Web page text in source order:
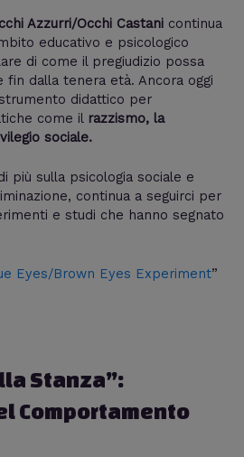
Azzurri/Occhi Castani continua
educativo e psicologico
di come il pregiudizio possa
dalla tenera età. Ancora oggi
didattico per
come il razzismo, la
sociale.
più sulla psicologia sociale e
continua a seguirci per
e studi che hanno segnato
Eyes/Brown Eyes Experiment”
Stanza”:
Comportamento